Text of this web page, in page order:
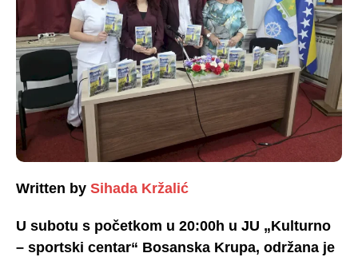
Written by Sihada Kržalić
U subotu s početkom u 20:00h u JU „Kulturno
– sportski centar“ Bosanska Krupa, održana je